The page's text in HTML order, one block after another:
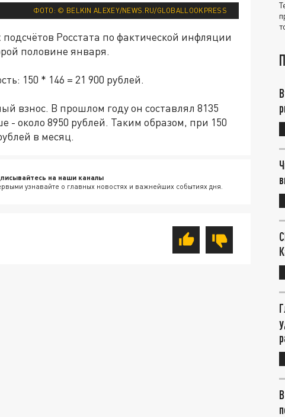
ФОТО: © BELKIN ALEXEY/NEWS.RU/GLOBALLOOKPRESS
Росстата по фактической инфляции
половине января.
150 * 146 = 21 900 рублей.
взнос. В прошлом году он составлял 8135
- около 8950 рублей. Таким образом, при 150
в месяц.
на наши каналы
узнавайте о главных новостях и важнейших событиях дня.